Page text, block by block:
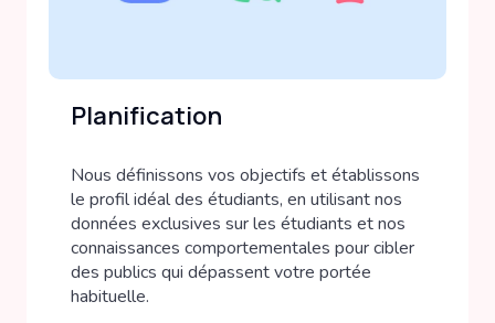
Planification
Nous définissons vos objectifs et établissons
le profil idéal des étudiants, en utilisant nos
données exclusives sur les étudiants et nos
connaissances comportementales pour cibler
des publics qui dépassent votre portée
habituelle.